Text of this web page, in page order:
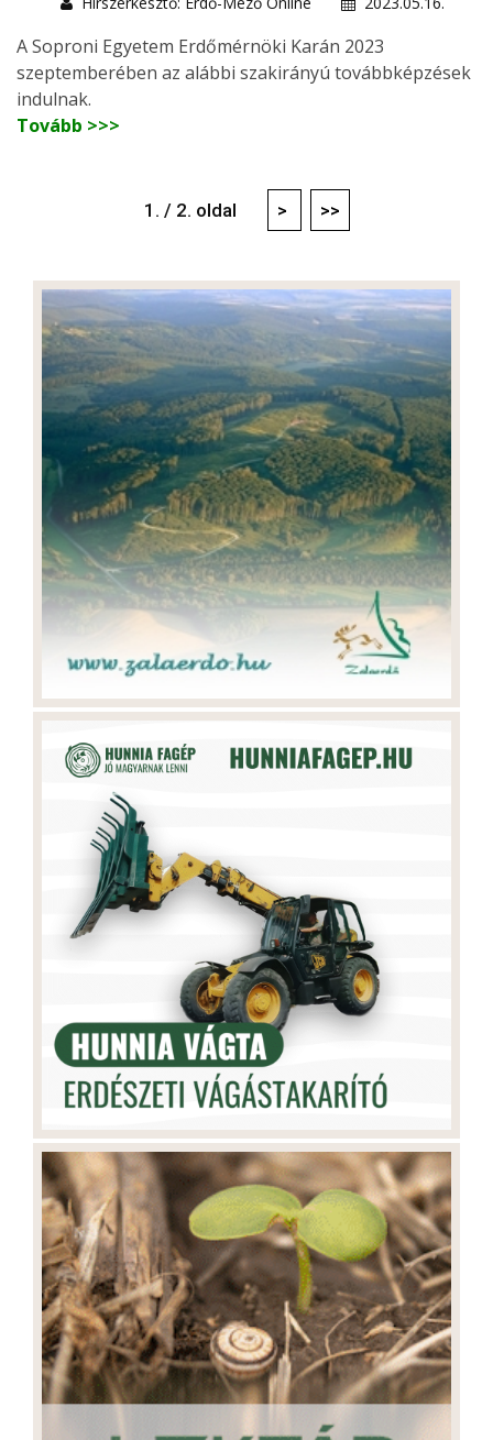
A Soproni Egyetem Erdőmérnöki Karán 2023
szeptemberében az alábbi szakirányú továbbképzések
indulnak.
Tovább >>>
1. / 2. oldal > >>